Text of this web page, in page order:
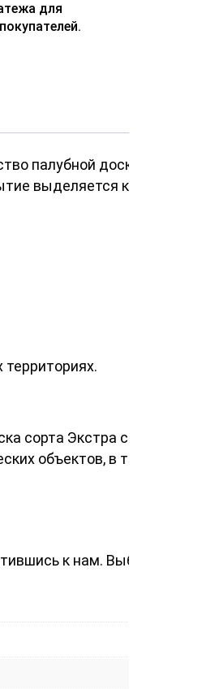
для
палубной доски сорта
выделяется как уникальной
сорта Экстра станет
объектов, в том числе
к нам. Выберите